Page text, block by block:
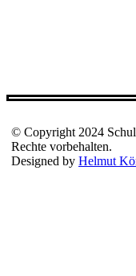
© Copyright 2024
Rechte vorbehalten.
Designed by Helmut